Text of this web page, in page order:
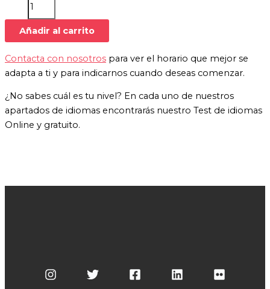
Añadir al carrito
Contacta con nosotros para ver el horario que mejor se
adapta a ti y para indicarnos cuando deseas comenzar.
¿No sabes cuál es tu nivel? En cada uno de nuestros
apartados de idiomas encontrarás nuestro Test de idiomas
Online y gratuito.